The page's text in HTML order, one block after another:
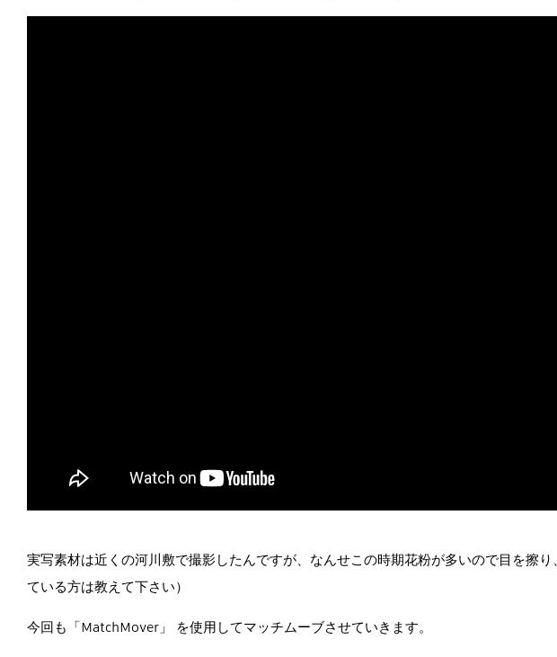
実写素材は近くの河川敷で撮影したんですが、なんせこの時期花粉が多いので目を擦
ている方は教えて下さい）
今回も「MatchMover」 を使用してマッチムーブさせていきます。